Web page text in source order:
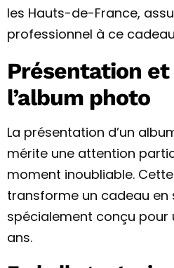
les Hauts-de-France,
professionnel à ce
Présentation
l’album photo
La présentation d’un
mérite une attention
moment inoubliable.
transforme un cadeau en
spécialement conçu pour
ans.